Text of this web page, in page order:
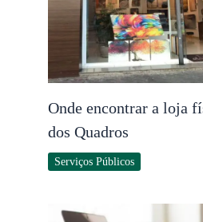
Onde encontrar a loja
dos Quadros
Serviços Públicos